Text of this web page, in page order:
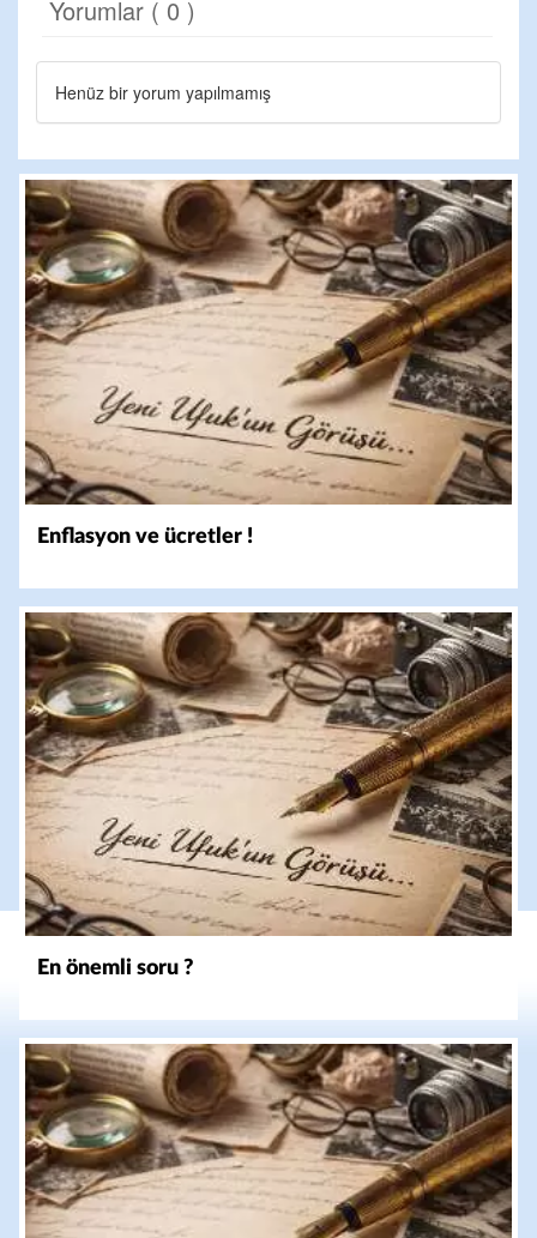
Yorumlar ( 0 )
Henüz bir yorum yapılmamış
Enflasyon ve ücretler !
En önemli soru ?